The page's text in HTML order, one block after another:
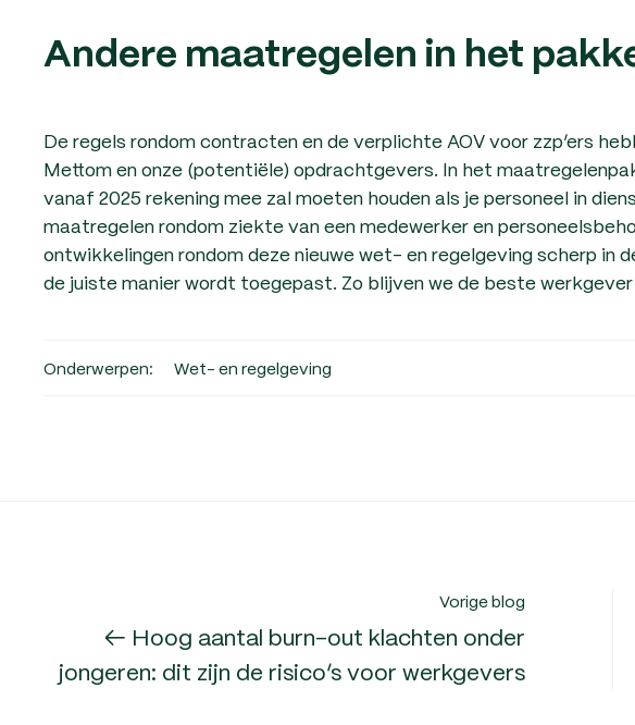
Andere maatregelen in het
De regels rondom contracten en de verplichte AOV voor zzp’ers
Mettom en onze (potentiële) opdrachtgevers. In het
vanaf 2025 rekening mee zal moeten houden als je personeel in
maatregelen rondom ziekte van een medewerker en
ontwikkelingen rondom deze nieuwe wet- en regelgeving scherp in
de juiste manier wordt toegepast. Zo blijven we de beste
Onderwerpen: Wet- en regelgeving
Vorige blog
← Hoog aantal burn-out klachten onder
jongeren: dit zijn de risico’s voor werkgevers